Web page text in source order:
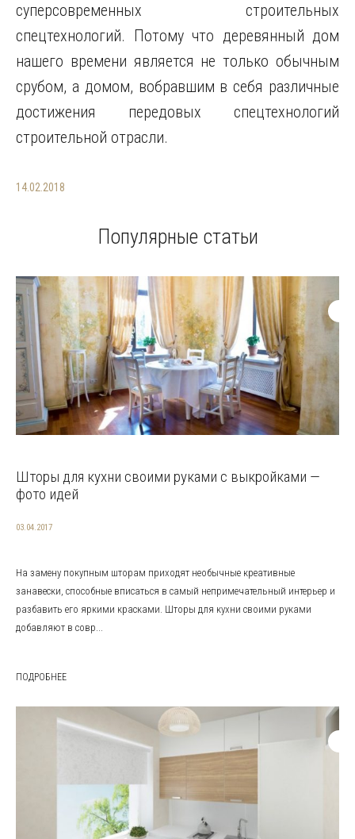
суперсовременных строительных
спецтехнологий. Потому что деревянный дом
нашего времени является не только обычным
срубом, а домом, вобравшим в себя различные
достижения передовых спецтехнологий
строительной отрасли.
14.02.2018
Популярные статьи
Шторы для кухни своими руками с выкройками —
фото идей
03.04.2017
На замену покупным шторам приходят необычные креативные
занавески, способные вписаться в самый непримечательный интерьер и
разбавить его яркими красками. Шторы для кухни своими руками
добавляют в совр...
ПОДРОБНЕЕ